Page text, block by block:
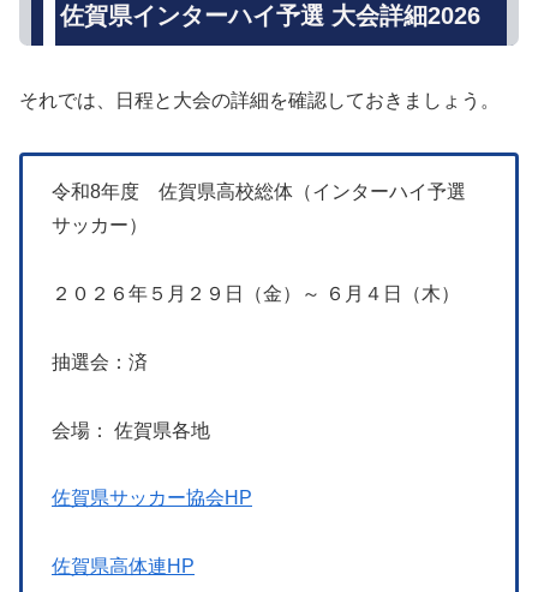
佐賀県インターハイ予選 大会詳細2026
それでは、日程と大会の詳細を確認しておきましょう。
令和8年度 佐賀県高校総体（インターハイ予選
サッカー）
２０２６年５月２９日（金）～ ６月４日（木）
抽選会：済
会場： 佐賀県各地
佐賀県サッカー協会HP
佐賀県高体連HP